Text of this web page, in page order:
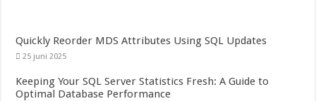
Quickly Reorder MDS Attributes Using SQL Updates
25 juni 2025
Keeping Your SQL Server Statistics Fresh: A Guide to
Optimal Database Performance